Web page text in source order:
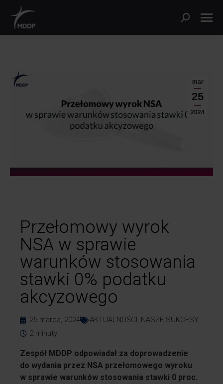
mar
25
2024
Przełomowy wyrok
NSA w sprawie
warunków stosowania
stawki 0% podatku
akcyzowego
25 marca, 2024 AKTUALNOŚCI , NASZE SUKCESY
2 minuty
Zespół MDDP odpowiadał za doprowadzenie
do wydania przez NSA przełomowego wyroku
w sprawie warunków stosowania stawki 0 proc.